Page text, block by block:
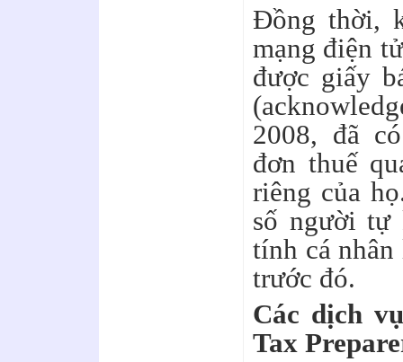
Đồng thời,
mạng điện
được giấy
2008, đã
đơn thuế
riêng của
số người tự
tính cá
trước đó.
Các dịch
Tax